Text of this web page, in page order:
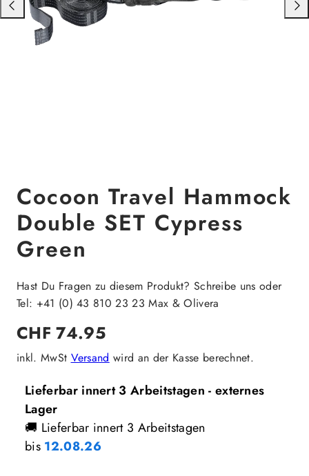
Nach
links
schieben
Nach
Cocoon Travel Hammock
Double SET Cypress
Green
Hast Du Fragen zu diesem Produkt? Schreibe uns oder
Tel: +41 (0) 43 810 23 23 Max & Olivera
Regulärer
Preis
CHF 74.95
inkl. MwSt Versand wird an der Kasse berechnet.
Lieferbar innert 3 Arbeitstagen - externes
Lager
🚚 Lieferbar innert 3 Arbeitstagen
bis 12.08.26